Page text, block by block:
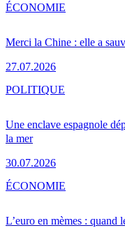
Merci la Chine : elle a
27.07.2026
ÉCONOMIE
Une enclave espagnole
la mer
30.07.2026
POLITIQUE
L’euro en mèmes : quand
ÉCONOMIE